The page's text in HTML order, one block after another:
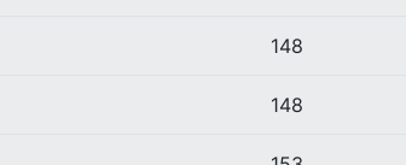
148
148